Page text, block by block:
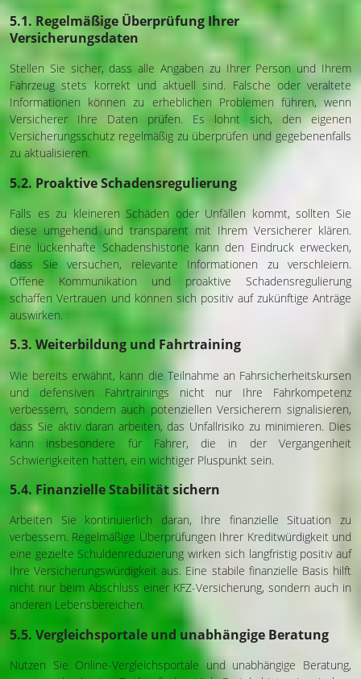
5.1. Regelmäßige Überprüfung Ihrer
Versicherungsdaten
Stellen Sie sicher, dass alle Angaben zu Ihrer Person und Ihrem
Fahrzeug stets korrekt und aktuell sind. Falsche oder veraltete
Informationen können zu erheblichen Problemen führen, wenn
Versicherer Ihre Daten prüfen. Es lohnt sich, den eigenen
Versicherungsschutz regelmäßig zu überprüfen und gegebenenfalls
zu aktualisieren.
5.2. Proaktive Schadensregulierung
Falls es zu kleineren Schäden oder Unfällen kommt, sollten Sie
diese umgehend und transparent mit Ihrem Versicherer klären.
Eine lückenhafte Schadenshistorie kann den Eindruck erwecken,
dass Sie versuchen, relevante Informationen zu verschleiern.
Offene Kommunikation und proaktive Schadensregulierung
schaffen Vertrauen und können sich positiv auf zukünftige Anträge
auswirken.
5.3. Weiterbildung und Fahrtraining
Wie bereits erwähnt, kann die Teilnahme an Fahrsicherheitskursen
und defensiven Fahrtrainings nicht nur Ihre Fahrkompetenz
verbessern, sondern auch potenziellen Versicherern signalisieren,
dass Sie aktiv daran arbeiten, das Unfallrisiko zu minimieren. Dies
kann insbesondere für Fahrer, die in der Vergangenheit
Schwierigkeiten hatten, ein wichtiger Pluspunkt sein.
5.4. Finanzielle Stabilität sichern
Arbeiten Sie kontinuierlich daran, Ihre finanzielle Situation zu
verbessern. Regelmäßige Überprüfungen Ihrer Kreditwürdigkeit und
eine gezielte Schuldenreduzierung wirken sich langfristig positiv auf
Ihre Versicherungswürdigkeit aus. Eine stabile finanzielle Basis hilft
nicht nur beim Abschluss einer KFZ-Versicherung, sondern auch in
anderen Lebensbereichen.
5.5. Vergleichsportale und unabhängige Beratung
Nutzen Sie Online-Vergleichsportale und unabhängige Beratung,